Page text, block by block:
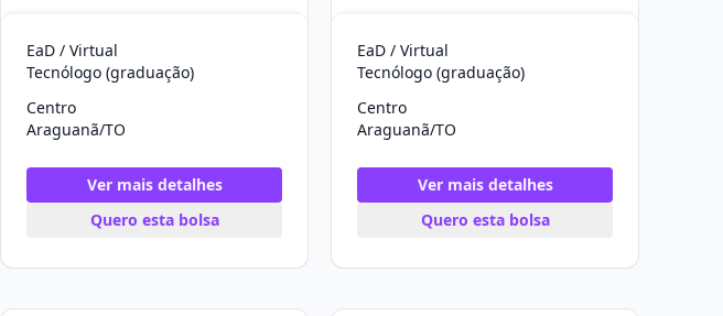
EaD / Virtual
Tecnólogo (graduação)
Centro
Araguanã/TO
Ver mais detalhes
Quero esta bolsa
EaD / Virtual
Tecnólogo (graduação)
Centro
Araguanã/TO
Ver mais detalhes
Quero esta bolsa